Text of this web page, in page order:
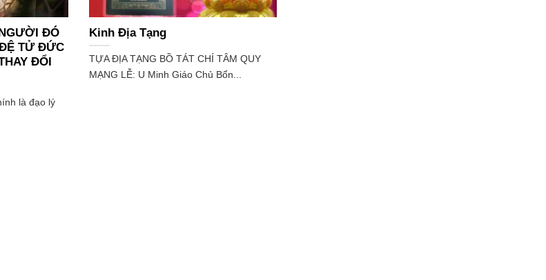
ĐÓ
TỬ ĐỨC
ĐỔI
là đạo lý
Kinh Địa Tạng
TỰA ĐỊA TẠNG BỒ TÁT CHÍ TÂM QUY
MẠNG LỄ: U Minh Giáo Chủ Bổn...